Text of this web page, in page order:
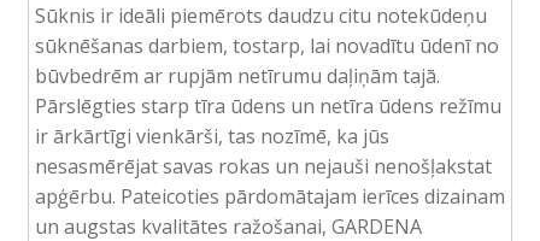
Sūknis ir ideāli piemērots daudzu citu notekūdeņu
sūknēšanas darbiem, tostarp, lai novadītu ūdenī no
būvbedrēm ar rupjām netīrumu daļiņām tajā.
Pārslēgties starp tīra ūdens un netīra ūdens režīmu
ir ārkārtīgi vienkārši, tas nozīmē, ka jūs
nesasmērējat savas rokas un nejauši nenošļakstat
apģērbu. Pateicoties pārdomātajam ierīces dizainam
un augstas kvalitātes ražošanai, GARDENA